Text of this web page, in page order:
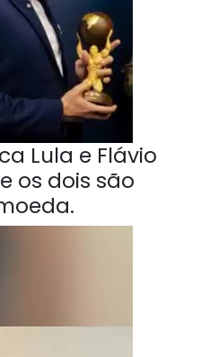
Lula e Flávio
os dois são